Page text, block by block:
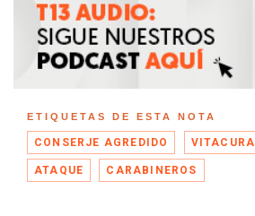
ETIQUETAS DE ESTA NOTA
CONSERJE AGREDIDO VITACURA
ATAQUE CARABINEROS